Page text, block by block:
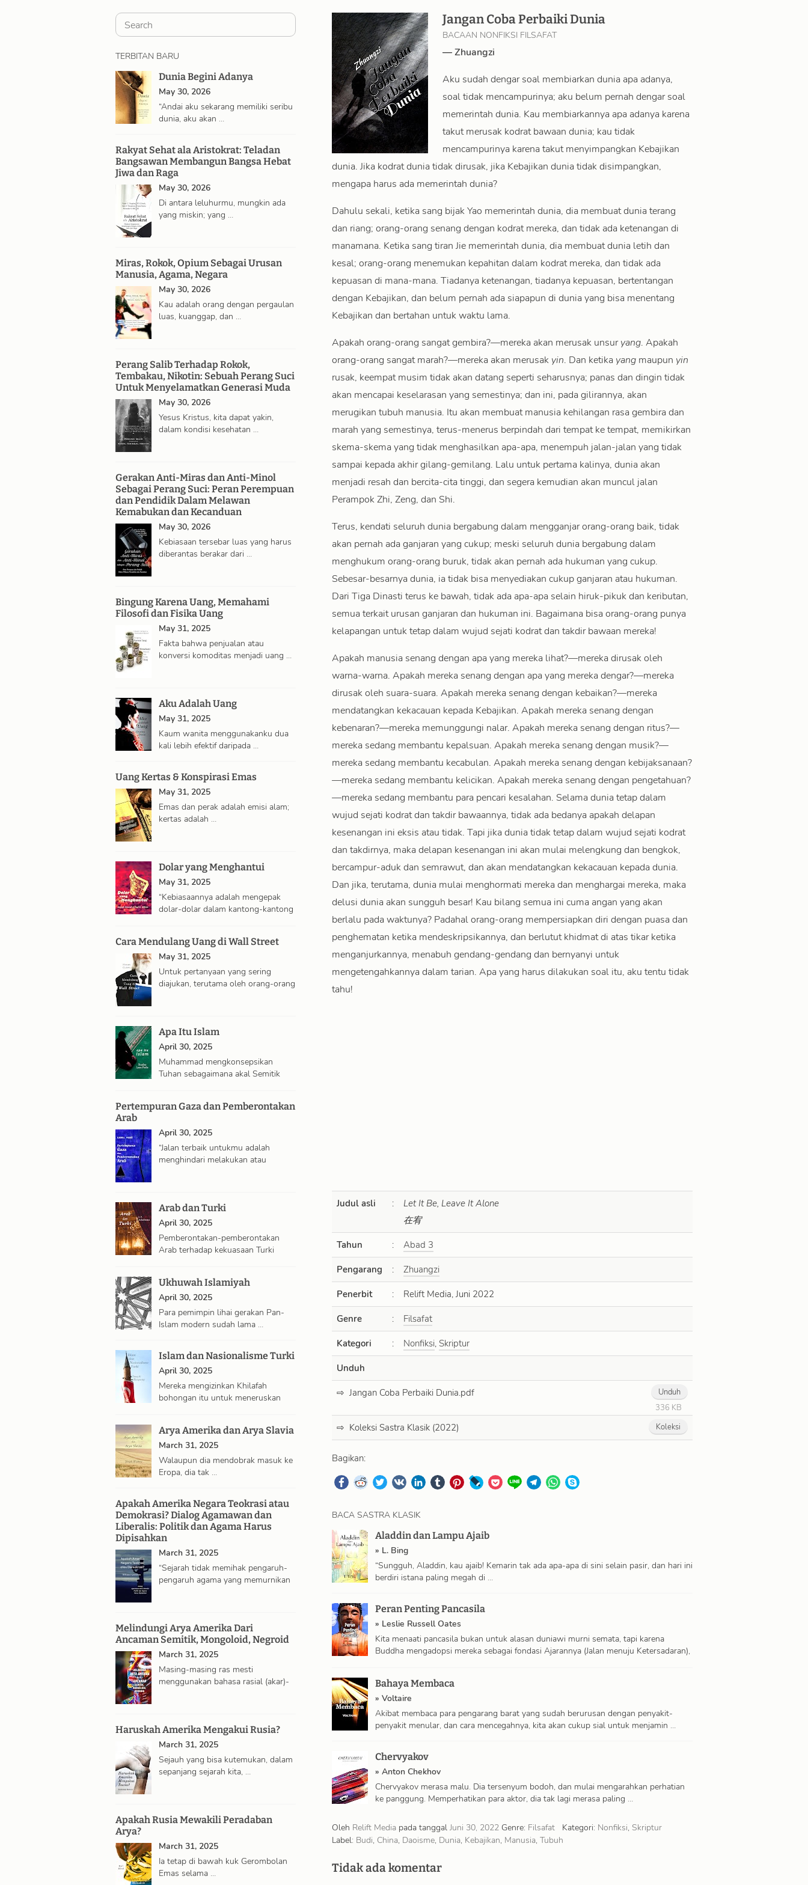
Jangan Coba Perbaiki Dunia
BACAAN NONFIKSI FILSAFAT
—Zhuangzi
Aku sudah dengar soal membiarkan dunia apa adanya,
soal tidak mencampurinya; aku belum pernah dengar soal
memerintah dunia. Kau membiarkannya apa adanya karena
takut merusak kodrat bawaan dunia; kau tidak
mencampurinya karena takut menyimpangkan Kebajikan
dunia. Jika kodrat dunia tidak dirusak, jika Kebajikan dunia tidak disimpangkan,
mengapa harus ada memerintah dunia?
Dahulu sekali, ketika sang bijak Yao memerintah dunia, dia membuat dunia terang
dan riang; orang-orang senang dengan kodrat mereka, dan tidak ada ketenangan di
manamana. Ketika sang tiran Jie memerintah dunia, dia membuat dunia letih dan
kesal; orang-orang menemukan kepahitan dalam kodrat mereka, dan tidak ada
kepuasan di mana-mana. Tiadanya ketenangan, tiadanya kepuasan, bertentangan
dengan Kebajikan, dan belum pernah ada siapapun di dunia yang bisa menentang
Kebajikan dan bertahan untuk waktu lama.
Apakah orang-orang sangat gembira?—mereka akan merusak unsuryang. Apakah
orang-orang sangat marah?—mereka akan merusak yin. Dan ketika yang maupun yin
rusak, keempat musim tidak akan datang seperti seharusnya; panas dan dingin tidak
akan mencapai keselarasan yang semestinya; dan ini, pada gilirannya, akan
merugikan tubuh manusia. Itu akan membuat manusia kehilangan rasa gembira dan
marah yang semestinya, terus-menerus berpindah dari tempat ke tempat, memikirkan
skema-skema yang tidak menghasilkan apa-apa, menempuh jalan-jalan yang tidak
sampai kepada akhir gilang-gemilang. Lalu untuk pertama kalinya, dunia akan
menjadi resah dan bercita-cita tinggi, dan segera kemudian akan muncul jalan
Perampok Zhi, Zeng, dan Shi.
Terus, kendati seluruh dunia bergabung dalam mengganjar orang-orang baik, tidak
akan pernah ada ganjaran yang cukup; meski seluruh dunia bergabung dalam
menghukum orang-orang buruk, tidak akan pernah ada hukuman yang cukup.
Sebesar-besarnya dunia, ia tidak bisa menyediakan cukup ganjaran atau hukuman.
Dari Tiga Dinasti terus ke bawah, tidak ada apa-apa selain hiruk-pikuk dan keributan,
semua terkait urusan ganjaran dan hukuman ini. Bagaimana bisa orang-orang punya
kelapangan untuk tetap dalam wujud sejati kodrat dan takdir bawaan mereka!
Apakah manusia senang dengan apa yang mereka lihat?—mereka dirusak oleh
warna-warna. Apakah mereka senang dengan apa yang mereka dengar?—mereka
dirusak oleh suara-suara. Apakah mereka senang dengan kebaikan?—mereka
mendatangkan kekacauan kepada Kebajikan. Apakah mereka senang dengan
kebenaran?—mereka memunggungi nalar. Apakah mereka senang dengan ritus?—
mereka sedang membantu kepalsuan. Apakah mereka senang dengan musik?—
mereka sedang membantu kecabulan. Apakah mereka senang dengan kebijaksanaan?
—mereka sedang membantu kelicikan. Apakah mereka senang dengan pengetahuan?
—mereka sedang membantu para pencari kesalahan. Selama dunia tetap dalam
wujud sejati kodrat dan takdir bawaannya, tidak ada bedanya apakah delapan
kesenangan ini eksis atau tidak. Tapi jika dunia tidak tetap dalam wujud sejati kodrat
dan takdirnya, maka delapan kesenangan ini akan mulai melengkung dan bengkok,
bercampur-aduk dan semrawut, dan akan mendatangkan kekacauan kepada dunia.
Dan jika, terutama, dunia mulai menghormati mereka dan menghargai mereka, maka
delusi dunia akan sungguh besar! Kau bilang semua ini cuma angan yang akan
berlalu pada waktunya? Padahal orang-orang mempersiapkan diri dengan puasa dan
penghematan ketika mendeskripsikannya, dan berlutut khidmat di atas tikar ketika
menganjurkannya, menabuh gendang-gendang dan bernyanyi untuk
mengetengahkannya dalam tarian. Apa yang harus dilakukan soal itu, aku tentu tidak
tahu!
Judul asli :
Let It Be, Leave It Alone
在宥
Tahun : Abad 3
Pengarang : Zhuangzi
Penerbit : Relift Media, Juni 2022
Genre : Filsafat
Kategori : Nonfiksi, Skriptur
Unduh
Unduh
336 KB
Jangan Coba Perbaiki Dunia.pdf
Koleksi
Koleksi Sastra Klasik (2022)
Bagikan:
BACA SASTRA KLASIK
Aladdin dan Lampu Ajaib
» L. Bing
“Sungguh, Aladdin, kau ajaib! Kemarin tak ada apa-apa di sini selain pasir, dan hari ini
berdiri istana paling megah di …
Peran Penting Pancasila
» Leslie Russell Oates
Kita menaati pancasila bukan untuk alasan duniawi murni semata, tapi karena
Buddha mengadopsi mereka sebagai fondasi Ajarannya (Jalan menuju Ketersadaran),
Bahaya Membaca
» Voltaire
Akibat membaca para pengarang barat yang sudah berurusan dengan penyakit-
penyakit menular, dan cara mencegahnya, kita akan cukup sial untuk menjamin …
Chervyakov
» Anton Chekhov
Chervyakov merasa malu. Dia tersenyum bodoh, dan mulai mengarahkan perhatian
ke panggung. Memperhatikan para aktor, dia tak lagi merasa paling …
Oleh Relift Media pada tanggal Juni 30, 2022 Genre: Filsafat Kategori: Nonfiksi, Skriptur
Label: Budi, China, Daoisme, Dunia, Kebajikan, Manusia, Tubuh
Tidak ada komentar
S
e
a
r
c
h
TERBITAN BARU
Dunia Begini Adanya
May 30, 2026
“Andai aku sekarang memiliki seribu
dunia, aku akan …
Rakyat Sehat ala Aristokrat: Teladan
Bangsawan Membangun Bangsa Hebat
Jiwa dan Raga
May 30, 2026
Di antara leluhurmu, mungkin ada
yang miskin; yang …
Miras, Rokok, Opium Sebagai Urusan
Manusia, Agama, Negara
May 30, 2026
Kau adalah orang dengan pergaulan
luas, kuanggap, dan …
Perang Salib Terhadap Rokok,
Tembakau, Nikotin: Sebuah Perang Suci
Untuk Menyelamatkan Generasi Muda
May 30, 2026
Yesus Kristus, kita dapat yakin,
dalam kondisi kesehatan …
Gerakan Anti-Miras dan Anti-Minol
Sebagai Perang Suci: Peran Perempuan
dan Pendidik Dalam Melawan
Kemabukan dan Kecanduan
May 30, 2026
Kebiasaan tersebar luas yang harus
diberantas berakar dari …
Bingung Karena Uang, Memahami
Filosofi dan Fisika Uang
May 31, 2025
Fakta bahwa penjualan atau
konversi komoditas menjadi uang …
Aku Adalah Uang
May 31, 2025
Kaum wanita menggunakanku dua
kali lebih efektif daripada …
Uang Kertas & Konspirasi Emas
May 31, 2025
Emas dan perak adalah emisi alam;
kertas adalah …
Dolar yang Menghantui
May 31, 2025
“Kebiasaannya adalah mengepak
dolar-dolar dalam kantong-kantong
Cara Mendulang Uang di Wall Street
May 31, 2025
Untuk pertanyaan yang sering
diajukan, terutama oleh orang-orang
Apa Itu Islam
April 30, 2025
Muhammad mengkonsepsikan
Tuhan sebagaimana akal Semitik
Pertempuran Gaza dan Pemberontakan
Arab
April 30, 2025
“Jalan terbaik untukmu adalah
menghindari melakukan atau
Arab dan Turki
April 30, 2025
Pemberontakan-pemberontakan
Arab terhadap kekuasaan Turki
Ukhuwah Islamiyah
April 30, 2025
Para pemimpin lihai gerakan Pan-
Islam modern sudah lama …
Islam dan Nasionalisme Turki
April 30, 2025
Mereka mengizinkan Khilafah
bohongan itu untuk meneruskan
Arya Amerika dan Arya Slavia
March 31, 2025
Walaupun dia mendobrak masuk ke
Eropa, dia tak …
Apakah Amerika Negara Teokrasi atau
Demokrasi? Dialog Agamawan dan
Liberalis: Politik dan Agama Harus
Dipisahkan
March 31, 2025
“Sejarah tidak memihak pengaruh-
pengaruh agama yang memurnikan
Melindungi Arya Amerika Dari
Ancaman Semitik, Mongoloid, Negroid
March 31, 2025
Masing-masing ras mesti
menggunakan bahasa rasial (akar)-
Haruskah Amerika Mengakui Rusia?
March 31, 2025
Sejauh yang bisa kutemukan, dalam
sepanjang sejarah kita, …
Apakah Rusia Mewakili Peradaban
Arya?
March 31, 2025
Ia tetap di bawah kuk Gerombolan
Emas selama …